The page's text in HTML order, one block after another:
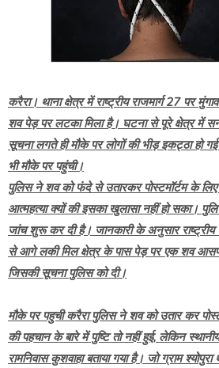
करैरा। थाना क्षेत्र में राष्ट्रीय राजमार्ग 27 पर
शव पेड़ पर लटका मिला है। घटना से पूरे क्षेत्र में
सूचना लगते ही मौके पर लोगों की भीड़ इकट्ठा हो
भी मौके पर पहुंची।
पुलिस ने शव को फंदे से उतारकर पोस्टमॉर्टम के
आत्महत्या क्यों की इसका खुलासा नहीं हो सका।
जांच शुरू कर दी है। जानकारी के अनुसार राष्ट्रीय
से आगे लकी मिल क्षेत्र के पास पेड़ पर एक शव
जिसकी सूचना पुलिस को दी।
मौके पर पहुची करैरा पुलिस ने शव को उतार कर
की पहचान के बारे में पुष्टि तो नहीं हुई, लेकिन
रामनिवास कुशवाहा बताया गया है। जो ग्राम